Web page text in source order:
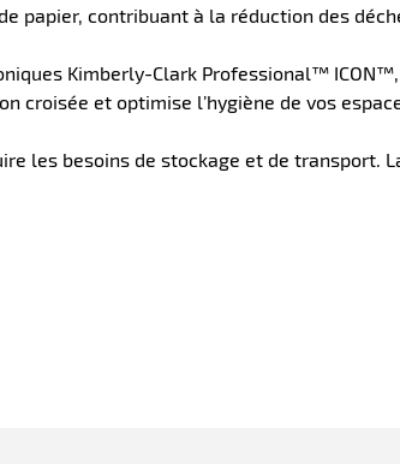
papier, contribuant à la réduction des
Kimberly-Clark Professional™
croisée et optimise l’hygiène de vos
les besoins de stockage et de transport.